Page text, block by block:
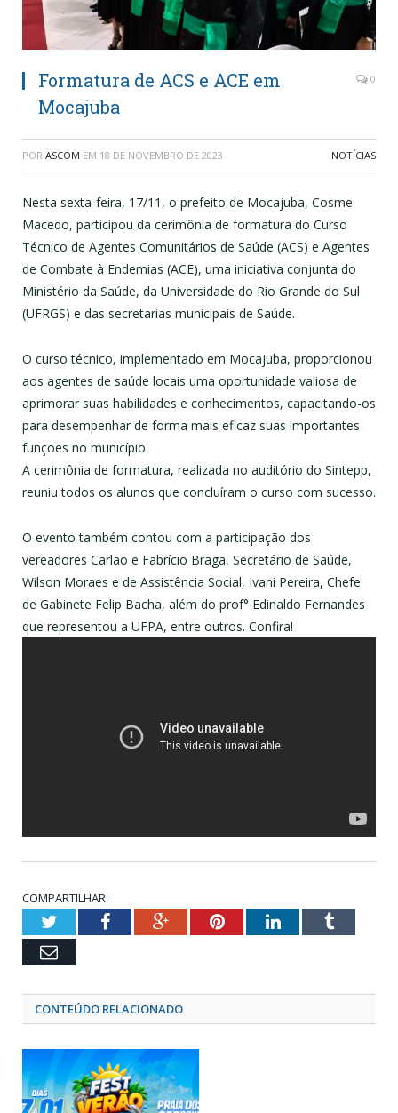
Formatura de ACS e ACE em
Mocajuba
0
POR ASCOM EM 18 DE NOVEMBRO DE 2023 NOTÍCIAS
Nesta sexta-feira, 17/11, o prefeito de Mocajuba, Cosme
Macedo, participou da cerimônia de formatura do Curso
Técnico de Agentes Comunitários de Saúde (ACS) e Agentes
de Combate à Endemias (ACE), uma iniciativa conjunta do
Ministério da Saúde, da Universidade do Rio Grande do Sul
(UFRGS) e das secretarias municipais de Saúde.
O curso técnico, implementado em Mocajuba, proporcionou
aos agentes de saúde locais uma oportunidade valiosa de
aprimorar suas habilidades e conhecimentos, capacitando-os
para desempenhar de forma mais eficaz suas importantes
funções no município.
A cerimônia de formatura, realizada no auditório do Sintepp,
reuniu todos os alunos que concluíram o curso com sucesso.
O evento também contou com a participação dos
vereadores Carlão e Fabrício Braga, Secretário de Saúde,
Wilson Moraes e de Assistência Social, Ivani Pereira, Chefe
de Gabinete Felip Bacha, além do prof° Edinaldo Fernandes
que representou a UFPA, entre outros. Confira!
COMPARTILHAR:
TwitterFacebookGoogle+PinterestLinkedInTumblr
Email
CONTEÚDO RELACIONADO